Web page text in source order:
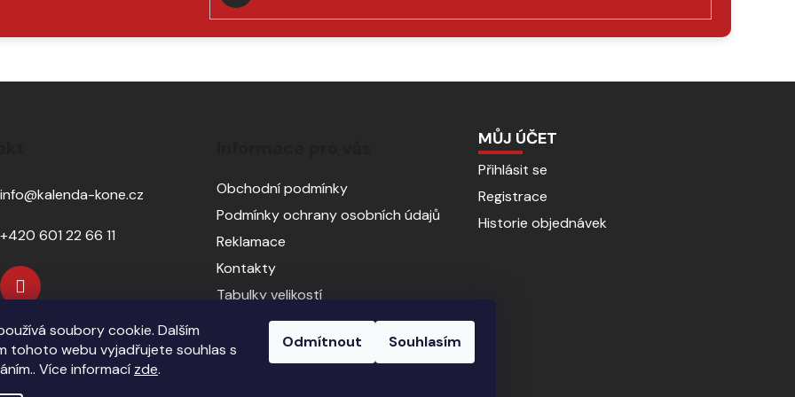
soubory cookie. Dalším
tohoto webu vyjadřujete souhlas s
Více informací zde.
Odmítnout Souhlasím
PŘIHLÁSIT
SE
info@kalenda-kone.cz
+420 601 22 66 11
Obchodní podmínky
Podmínky ochrany osobních údajů
Reklamace
Kontakty
Tabulky velikostí
Sedlářský servis
Pasování sedel pro koně
MŮJ ÚČET
Přihlásit se
Registrace
Historie objednávek